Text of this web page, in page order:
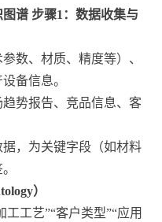
图谱 步骤1：数据收集与
数、材质、精度等）、
备信息。
势报告、竞品信息、客
，为关键字段（如材料
）
工工艺”“客户类型”“应用